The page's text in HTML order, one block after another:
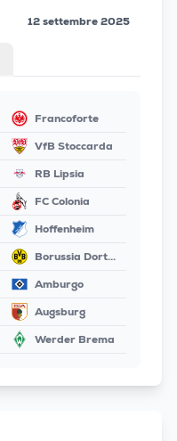
12 settembre 2025
Francoforte
VfB Stoccarda
RB Lipsia
FC Colonia
Hoffenheim
Borussia Dortmund
Amburgo
Augsburg
Werder Brema